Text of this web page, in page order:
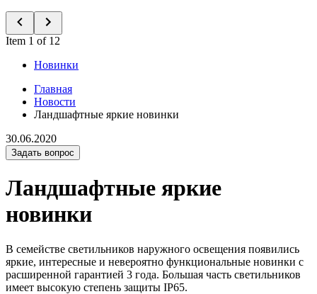
Item 1 of 12
Новинки
Главная
Новости
Ландшафтные яркие новинки
30.06.2020
Задать вопрос
Ландшафтные яркие
новинки
В семействе светильников наружного освещения появились
яркие, интересные и невероятно функциональные новинки с
расширенной гарантией 3 года. Большая часть светильников
имеет высокую степень защиты IP65.